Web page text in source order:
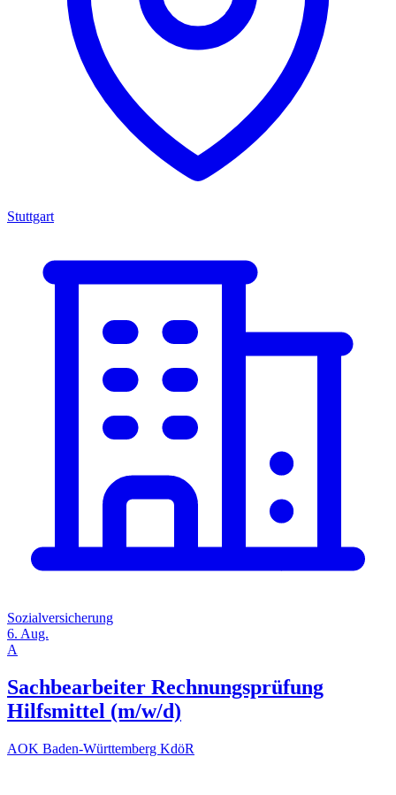
Stuttgart
Sozialversicherung
6. Aug.
A
Sachbearbeiter Rechnungsprüfung
Hilfsmittel (m/w/d)
AOK Baden-Württemberg KdöR